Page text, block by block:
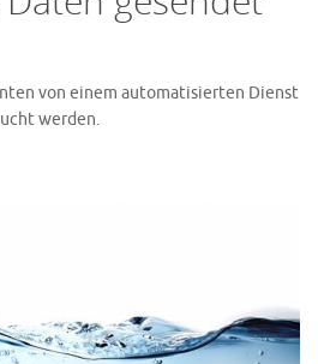
von einem automatisierten Dienst
werden.